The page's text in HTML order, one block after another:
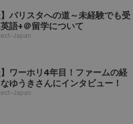
】バリスタへの道～未経験でも受
語+＠留学について
Japan
】ワーホリ4年目！ファームの経
ゆうきさんにインタビュー！
Japan